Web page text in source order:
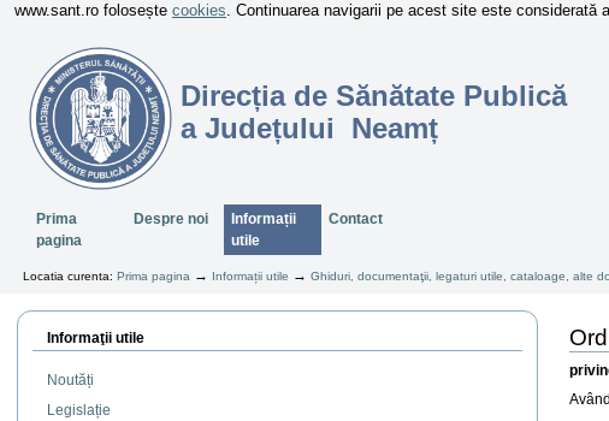
www.sant.ro folosește cookies. Continuarea navigarii pe acest site este considerată
Direcția de Sănătate Publică
a Județului Neamț
SectiuniPrima
pagina
Despre noi
Informații
utile
Contact
Locatia curenta: Prima pagina → Informații utile →Ghiduri, documentaţii, legaturi utile, cataloage, alte
Informaţii utile
Noutăți
Legislație